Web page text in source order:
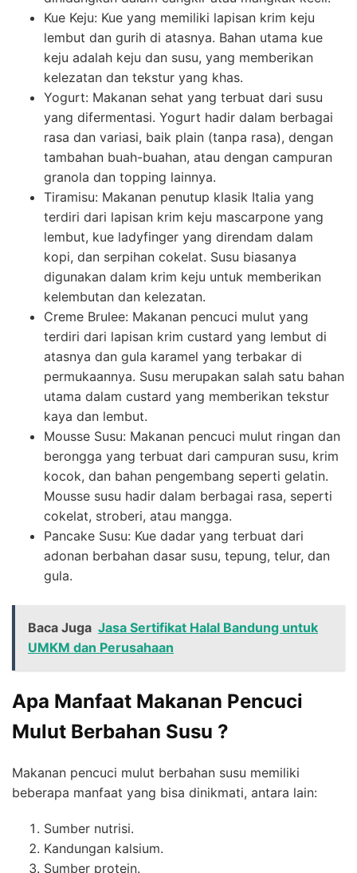
Kue Keju: Kue yang memiliki lapisan krim keju
lembut dan gurih di atasnya. Bahan utama kue
keju adalah keju dan susu, yang memberikan
kelezatan dan tekstur yang khas.
Yogurt: Makanan sehat yang terbuat dari susu
yang difermentasi. Yogurt hadir dalam berbagai
rasa dan variasi, baik plain (tanpa rasa), dengan
tambahan buah-buahan, atau dengan campuran
granola dan topping lainnya.
Tiramisu: Makanan penutup klasik Italia yang
terdiri dari lapisan krim keju mascarpone yang
lembut, kue ladyfinger yang direndam dalam
kopi, dan serpihan cokelat. Susu biasanya
digunakan dalam krim keju untuk memberikan
kelembutan dan kelezatan.
Creme Brulee: Makanan pencuci mulut yang
terdiri dari lapisan krim custard yang lembut di
atasnya dan gula karamel yang terbakar di
permukaannya. Susu merupakan salah satu bahan
utama dalam custard yang memberikan tekstur
kaya dan lembut.
Mousse Susu: Makanan pencuci mulut ringan dan
berongga yang terbuat dari campuran susu, krim
kocok, dan bahan pengembang seperti gelatin.
Mousse susu hadir dalam berbagai rasa, seperti
cokelat, stroberi, atau mangga.
Pancake Susu: Kue dadar yang terbuat dari
adonan berbahan dasar susu, tepung, telur, dan
gula.
Baca Juga Jasa Sertifikat Halal Bandung untuk
UMKM dan Perusahaan
Apa Manfaat Makanan Pencuci
Mulut Berbahan Susu ?
Makanan pencuci mulut berbahan susu memiliki
beberapa manfaat yang bisa dinikmati, antara lain:
Sumber nutrisi.
Kandungan kalsium.
Sumber protein.